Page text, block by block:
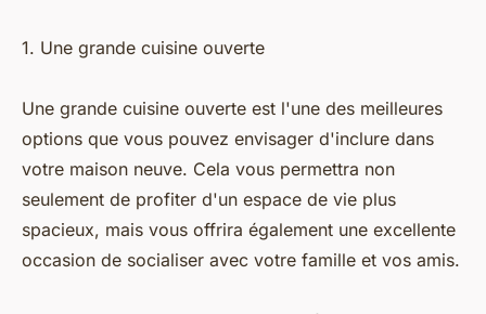
1. Une grande cuisine ouverte
Une grande cuisine ouverte est l'une des meilleures
options que vous pouvez envisager d'inclure dans
votre maison neuve. Cela vous permettra non
seulement de profiter d'un espace de vie plus
spacieux, mais vous offrira également une excellente
occasion de socialiser avec votre famille et vos amis.